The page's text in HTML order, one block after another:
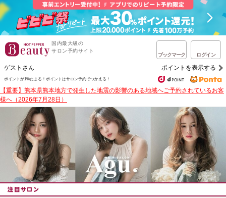
国内最大級の
サロン予約サイト
ブックマーク ログイン
ゲストさん ポイントを表示する
ポイントが1%たまる！ ポイントはサロン予約でつかえる！
【重要】熊本県熊本地方で発生した地震の影響のある地域へご予約されているお客
様へ（2026年7月28日）